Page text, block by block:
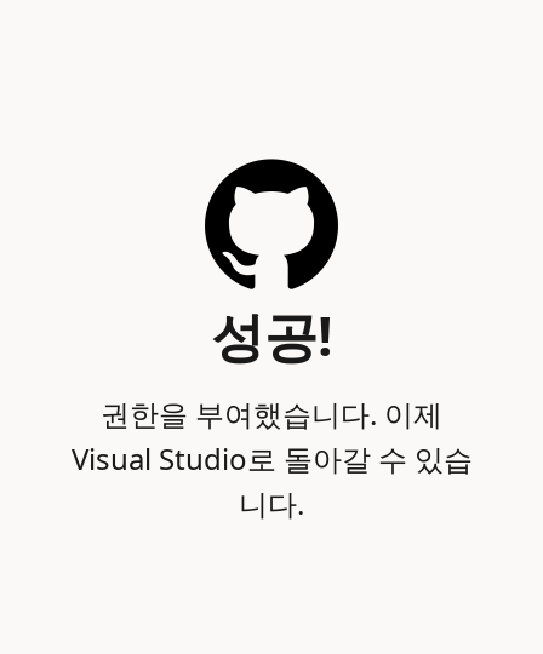
성공!
권한을 부여했습니다. 이제
Visual Studio로 돌아갈 수 있습
니다.